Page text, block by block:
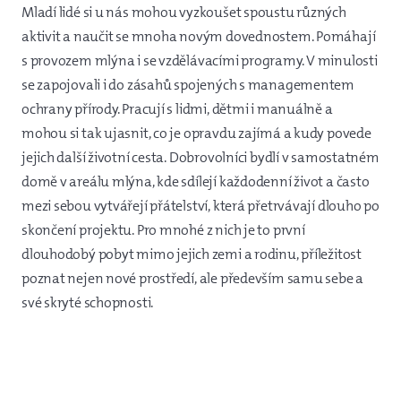
Mladí lidé si u nás mohou vyzkoušet spoustu různých
aktivit a naučit se mnoha novým dovednostem. Pomáhají
s provozem mlýna i se vzdělávacími programy. V minulosti
se zapojovali i do zásahů spojených s managementem
ochrany přírody. Pracují s lidmi, dětmi i manuálně a
mohou si tak ujasnit, co je opravdu zajímá a kudy povede
jejich další životní cesta. Dobrovolníci bydlí v samostatném
domě v areálu mlýna, kde sdílejí každodenní život a často
mezi sebou vytvářejí přátelství, která přetrvávají dlouho po
skončení projektu. Pro mnohé z nich je to první
dlouhodobý pobyt mimo jejich zemi a rodinu, příležitost
poznat nejen nové prostředí, ale především samu sebe a
své skryté schopnosti.